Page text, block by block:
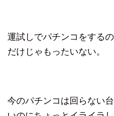
運試しでパチンコをする
だけじゃもったいない。
今のパチンコは回らない